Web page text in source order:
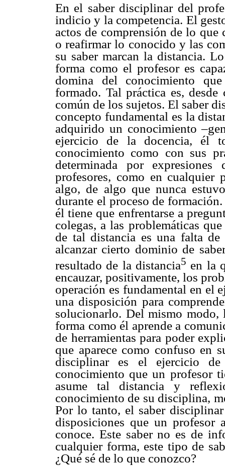
En el saber disciplinar del
indicio y la competencia. El
actos de comprensión de lo
o reafirmar lo conocido y las
su saber marcan la distancia.
forma como el profesor es
domina del conocimiento
formado. Tal práctica es,
común de los sujetos. El saber
concepto fundamental es la
adquirido un conocimiento
ejercicio de la docencia, él
conocimiento como con sus
determinada por
profesores, como en cualquier
algo, de algo que nunca
durante el proceso de
él tiene que enfrentarse a
colegas, a las problemáticas
de tal distancia es una falta
alcanzar cierto dominio de
resultado de la distancia5 en la
encauzar, positivamente, los
operación es fundamental en el
una disposición para
solucionarlo. Del mismo
forma como él aprende a
de herramientas para poder
que aparece como confuso en
disciplinar es el ejercicio
conocimiento que un profesor
asume tal distancia y
conocimiento de su disciplina,
Por lo tanto, el saber
disposiciones que un profesor
conoce. Este saber no es de
cualquier forma, este tipo de
¿Qué sé de lo que conozco?